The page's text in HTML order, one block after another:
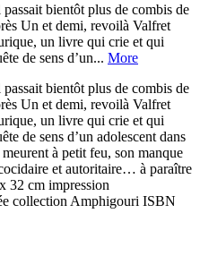
bientôt plus de combis de
Un et demi, revoilà Valfret
un livre qui crie et qui
de sens d’un... More
bientôt plus de combis de
Un et demi, revoilà Valfret
un livre qui crie et qui
de sens d’un adolescent dans
à petit feu, son manque
et autoritaire… à paraître
32 cm impression
collection Amphigouri ISBN